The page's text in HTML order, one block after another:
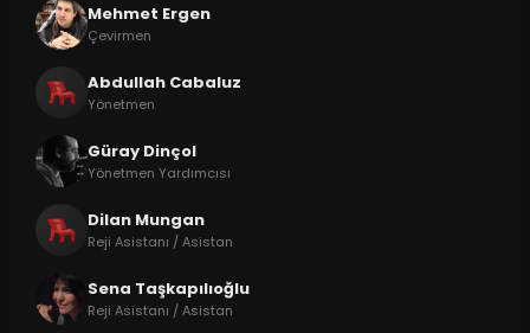
Mehmet Ergen
Çevirmen
Abdullah Cabaluz
Yönetmen
Güray Dinçol
Yönetmen Yardımcısı
Dilan Mungan
Reji Asistanı / Asistan
Sena Taşkapılıoğlu
Reji Asistanı / Asistan